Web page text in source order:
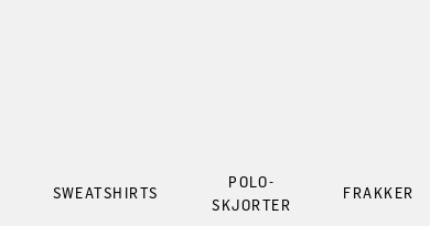
SWEATSHIRTS
POLO-
SKJORTER
FRAKKER